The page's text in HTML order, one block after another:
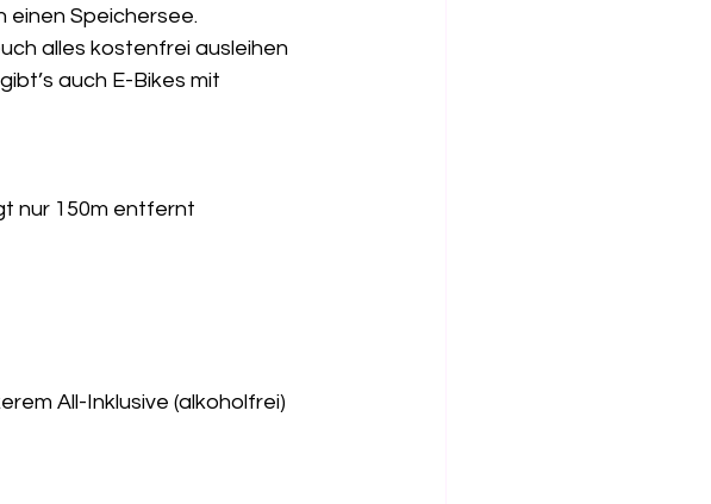
einen Speichersee.
alles kostenfrei ausleihen
auch E-Bikes mit
nur 150m entfernt
All-Inklusive (alkoholfrei)